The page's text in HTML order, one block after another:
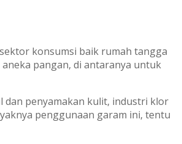
konsumsi baik rumah tangga
pangan, di antaranya untuk
dan penyamakan kulit, industri klor
penggunaan garam ini, tentu